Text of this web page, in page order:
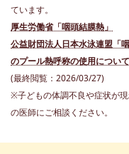
ています。
厚生労働省「咽頭結膜熱」
公益財団法人日本水泳連盟「
のプール熱呼称の使用につい
(最終閲覧：2026/03/27)
※子どもの体調不良や症状が
の医師にご相談ください。